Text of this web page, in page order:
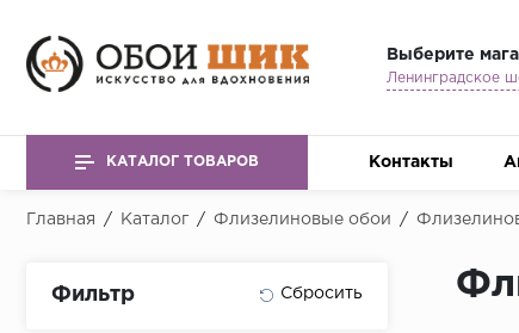
Выберите
КАТАЛОГ ТОВАРОВ Контакты
Главная / Каталог / Флизелиновые обои /
Фильтр